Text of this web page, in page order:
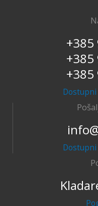
+385
+385
+385